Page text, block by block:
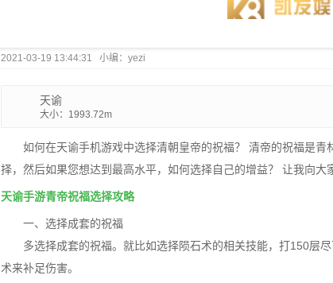
2021-03-19 13:44:31 小编：yezi
天谕
大小：1993.72m
如何在天谕手机游戏中选择清朝皇帝的祝福？ 清帝的祝福是
择，然后如果您想达到最高水平，如何选择自己的增益？ 让我向大
天谕手游青帝祝福选择攻略
一、选择成套的祝福
多选择成套的祝福。就比如选择陨石术的相关技能，打150层
术来补足伤害。